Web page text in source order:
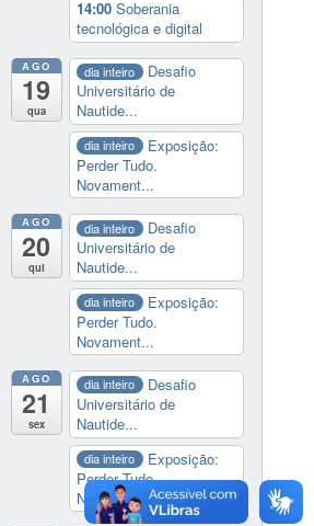
14:00 Soberania
tecnológica e digital
AGO
19
qua
dia inteiro
Desafio
Universitário de
Nautide...
dia inteiro
Exposição:
Perder Tudo.
Novament...
AGO
20
qui
dia inteiro
Desafio
Universitário de
Nautide...
dia inteiro
Exposição:
Perder Tudo.
Novament...
AGO
21
sex
dia inteiro
Desafio
Universitário de
Nautide...
dia inteiro
Exposição:
Perder Tudo.
Novament...